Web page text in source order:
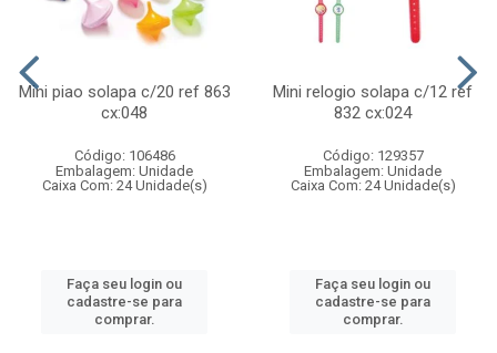
Mini piao solapa c/20 ref 863
cx:048
Código: 106486
Embalagem: Unidade
Caixa Com: 24 Unidade(s)
Faça seu login ou
cadastre-se para
comprar.
Mini relogio solapa c/12 ref
832 cx:024
Código: 129357
Embalagem: Unidade
Caixa Com: 24 Unidade(s)
Faça seu login ou
cadastre-se para
comprar.